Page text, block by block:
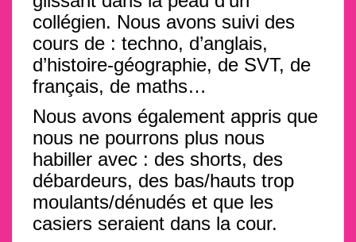
collégien. Nous avons suivi des
cours de : techno, d’anglais,
d’histoire-géographie, de SVT, de
français, de maths…
Nous avons également appris que
nous ne pourrons plus nous
habiller avec : des shorts, des
débardeurs, des bas/hauts trop
moulants/dénudés et que les
casiers seraient dans la cour.